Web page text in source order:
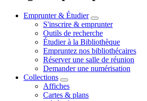
Emprunter & Étudier
S'inscrire & emprunter
Outils de recherche
Étudier à la Bibliothèque
Empruntez nos bibliothécaires
Réserver une salle de réunion
Demander une numérisation
Collections
Affiches
Cartes & plans